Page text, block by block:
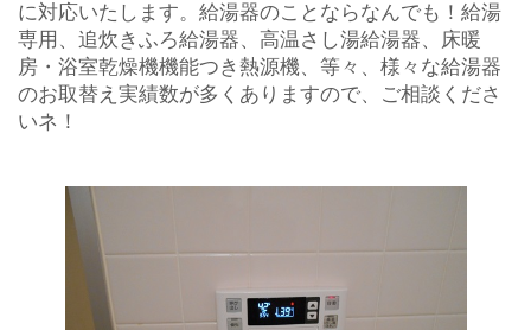
に対応いたします。給湯器のことならなんでも！給湯
専用、追炊きふろ給湯器、高温さし湯給湯器、床暖
房・浴室乾燥機機能つき熱源機、等々、様々な給湯器
のお取替え実績数が多くありますので、ご相談くださ
いネ！